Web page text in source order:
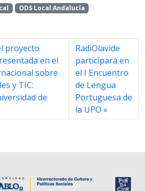
p
y
i
n
k
a
r
ODS Local Andalucía
proyecto
en el
sobre
y TIC:
de
RadiOlavide
participará en
el I Encuentro
de Lengua
Portuguesa de
la UPO